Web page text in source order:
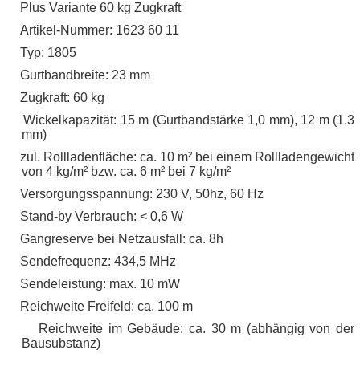
Plus Variante 60 kg Zugkraft
Artikel-Nummer: 1623 60 11
Typ: 1805
Gurtbandbreite: 23 mm
Zugkraft: 60 kg
Wickelkapazität: 15 m (Gurtbandstärke 1,0 mm), 12 m (1,3
mm)
zul. Rollladenfläche: ca. 10 m² bei einem Rollladengewicht
von 4 kg/m² bzw. ca. 6 m² bei 7 kg/m²
Versorgungsspannung: 230 V, 50hz, 60 Hz
Stand-by Verbrauch: < 0,6 W
Gangreserve bei Netzausfall: ca. 8h
Sendefrequenz: 434,5 MHz
Sendeleistung: max. 10 mW
Reichweite Freifeld: ca. 100 m
Reichweite im Gebäude: ca. 30 m (abhängig von der
Bausubstanz)